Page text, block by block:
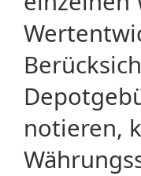
notieren,